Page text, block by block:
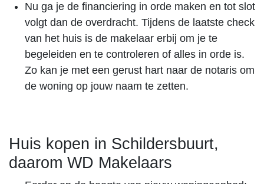
Nu ga je de financiering in orde maken en tot slot
volgt dan de overdracht. Tijdens de laatste check
van het huis is de makelaar erbij om je te
begeleiden en te controleren of alles in orde is.
Zo kan je met een gerust hart naar de notaris om
de woning op jouw naam te zetten.
Huis kopen in Schildersbuurt,
daarom WD Makelaars